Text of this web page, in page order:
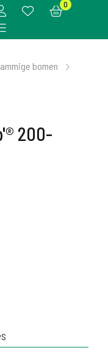
0
bomen
200-